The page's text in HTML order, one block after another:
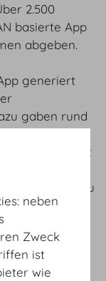
2.500
basierte App
abgeben.
generiert
gaben rund
Online-
Gästen vor Ort
Welt via
waren so zu
aktiv.
der Hofburg
sondern
neben
Zweck
ist
wie